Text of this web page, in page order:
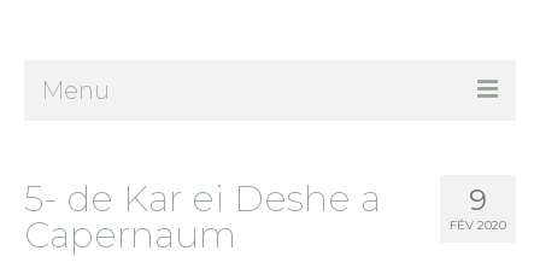
Menu
camino norte
chemin de Montaigne
9
FÉV 2020
5- de Kar ei Deshe a
Capernaum